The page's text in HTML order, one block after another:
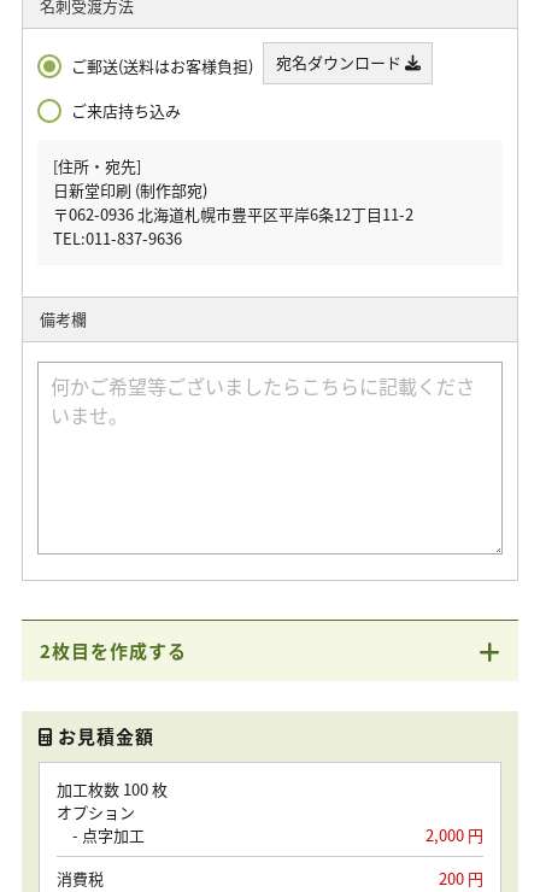
名刺受渡方法
ご郵送(送料はお客様負担) 宛名ダウンロード
ご来店持ち込み
[住所・宛先]
日新堂印刷 (制作部宛)
〒062-0936 北海道札幌市豊平区平岸6条12丁目11-2
TEL:011-837-9636
備考欄
2枚目を作成する
お見積金額
加工枚数 100 枚
オプション
- 点字加工
2,000 円
消費税
200 円